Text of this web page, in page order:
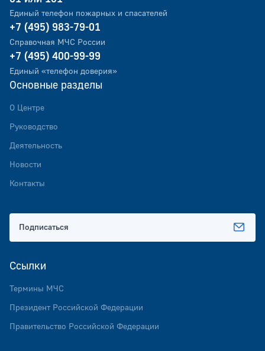
Единый телефон пожарных и спасателей
+7 (495) 983-79-01
Справочная МЧС России
+7 (495) 400-99-99
Единый «телефон доверия»
Основные разделы
О Центре
Руководство
Деятельность
Новости
Контакты
Ссылки
Термины МЧС
Президент Российской Федерации
Правительство Российской Федерации
Подписаться